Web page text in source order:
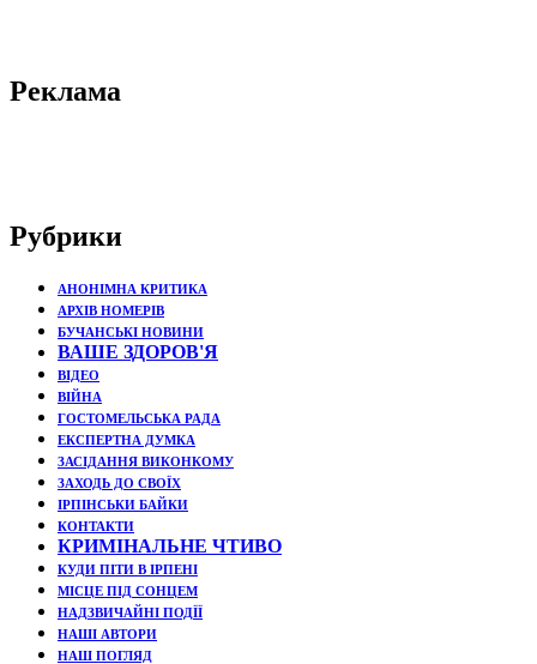
Реклама
Рубрики
АНОНІМНА КРИТИКА
АРХІВ НОМЕРІВ
БУЧАНСЬКІ НОВИНИ
ВАШЕ ЗДОРОВ'Я
ВІДЕО
ВІЙНА
ГОСТОМЕЛЬСЬКА РАДА
ЕКСПЕРТНА ДУМКА
ЗАСІДАННЯ ВИКОНКОМУ
ЗАХОДЬ ДО СВОЇХ
ІРПІНСЬКИ БАЙКИ
КОНТАКТИ
КРИМІНАЛЬНЕ ЧТИВО
КУДИ ПІТИ В ІРПЕНІ
МІСЦЕ ПІД СОНЦЕМ
НАДЗВИЧАЙНІ ПОДЇЇ
НАШІ АВТОРИ
НАШ ПОГЛЯД